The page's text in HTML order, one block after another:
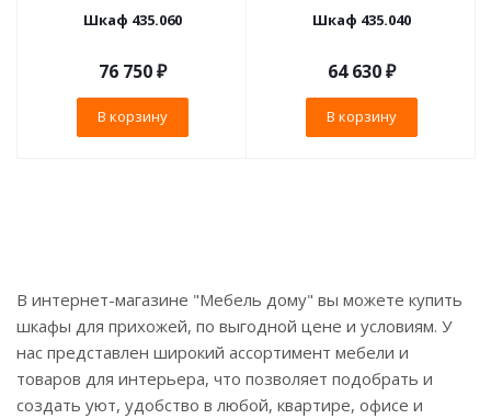
Шкаф 435.060
76 750₽
В корзину
Шкаф 435.040
64 630₽
В корзину
В интернет-магазине "Мебель дому" вы можете купить
шкафы для прихожей, по выгодной цене и условиям. У
нас представлен широкий ассортимент мебели и
товаров для интерьера, что позволяет подобрать и
создать уют, удобство в любой, квартире, офисе и